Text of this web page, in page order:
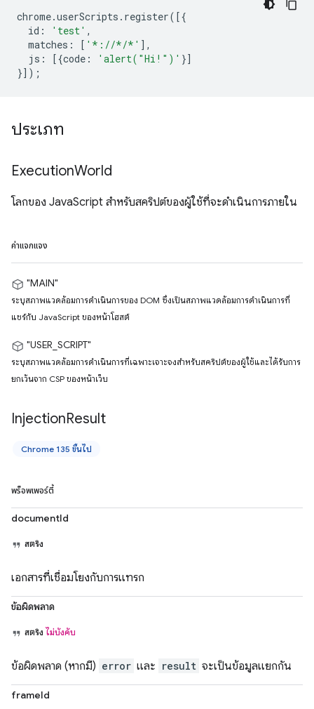
chrome.userScripts . register([{
id : 'test' ,
matches : [ '*://*/*' ],
js : [{code : 'alert("Hi!")' }]
}]);
ประเภท
ExecutionWorld
โลกของ JavaScript สำหรับสคริปต์ของผู้ใช้ที่จะดำเนินการภายใน
ค่าแจกแจง
"MAIN"
ระบุสภาพแวดล้อมการดำเนินการของ DOM ซึ่งเป็นสภาพแวดล้อมการดำเนินการที่
แชร์กับ JavaScript ของหน้าโฮสต์
"USER_SCRIPT"
ระบุสภาพแวดล้อมการดำเนินการที่เฉพาะเจาะจงสำหรับสคริปต์ของผู้ใช้และได้รับการ
ยกเว้นจาก CSP ของหน้าเว็บ
InjectionResult
Chrome 135 ขึ้นไป
พร็อพเพอร์ตี้
documentId
สตริง
เอกสารที่เชื่อมโยงกับการแทรก
ข้อผิดพลาด
สตริง ไม่บังคับ
ข้อผิดพลาด (หากมี) error และ result จะเป็นข้อมูลแยกกัน
frameId